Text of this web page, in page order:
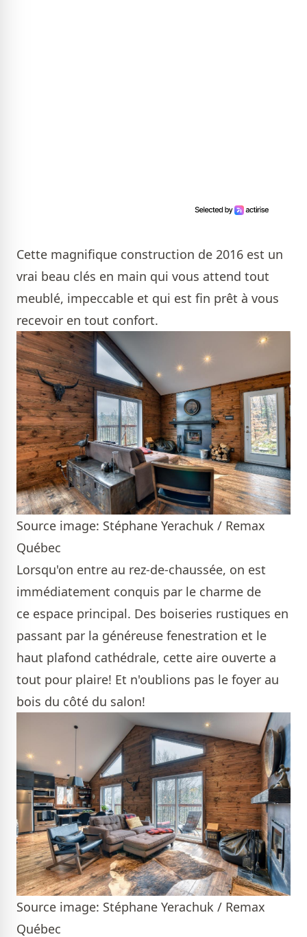
Cette magnifique construction de 2016 est un
vrai beau clés en main qui vous attend tout
meublé, impeccable et qui est fin prêt à vous
recevoir en tout confort.
Source image: Stéphane Yerachuk / Remax
Québec
Lorsqu'on entre au rez-de-chaussée, on est
immédiatement conquis par le charme de
ce espace principal. Des boiseries rustiques en
passant par la généreuse fenestration et le
haut plafond cathédrale, cette aire ouverte a
tout pour plaire! Et n'oublions pas le foyer au
bois du côté du salon!
Source image: Stéphane Yerachuk / Remax
Québec